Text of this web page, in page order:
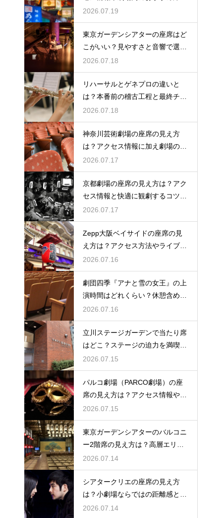
徹底ガイド
2026.07.19
東京ガーデンシアターの座席はど
こがいい？見やすさと音響で選ぶ
おすすめのポジション
2026.07.18
リハーサルとゲネプロの違いと
は？本番前の稽古工程と最終チェ
ックの意味を解説
2026.07.18
神奈川芸術劇場の座席の見え方
は？アクセス情報に加え劇場の魅
力を徹底解説
2026.07.17
京都劇場の座席の見え方は？アク
セス情報と快適に観劇するコツを
事前にチェック
2026.07.17
Zepp大阪ベイサイドの座席の見
え方は？アクセス方法やライブを
楽しむポイントを紹介
2026.07.16
劇団四季『アナと雪の女王』の上
演時間はどれくらい？休憩含めた
公演の長さを解説
2026.07.16
立川ステージガーデンで当たり席
はどこ？ステージの迫力を満喫で
きるベストポジションを紹介
2026.07.15
パルコ劇場（PARCO劇場）の座
席の見え方は？アクセス情報や劇
場の特徴も徹底紹介
2026.07.15
東京ガーデンシアターのバルコニ
ー2階席の見え方は？高層エリア
からの視界と音響をチェック
2026.07.14
シアタークリエの座席の見え方
は？小劇場ならではの距離感と見
やすさを解説
2026.07.14